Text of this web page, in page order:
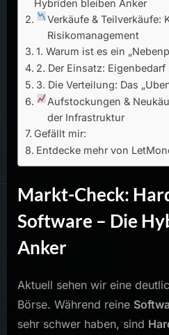
Hybriden bleiben Anker
Verkäufe & Teilverkäufe:
Risikomanagement
1. Warum ist es ein
2. Der Einsatz: Eigenbedarf
3. Die Verteilung: Das
Aufstockungen &
der Infrastruktur
Gefällt mir:
Entdecke mehr von
Markt-Check:
Software – Die
Anker
Aktuell sehen wir eine
Börse. Während reine
sehr schwer haben, sind